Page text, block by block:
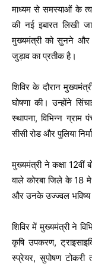
माध्यम से समस्याओं के
की नई इबारत लिखी
मुख्यमंत्री को सुनने और
जुड़ाव का प्रतीक है।
शिविर के दौरान
घोषणा की। उन्होंने
स्थापना, विभिन्न
सीसी रोड और पुलिया
मुख्यमंत्री ने कक्षा 12वीं
वाले कोरबा जिले के 18
और उनके उज्ज्वल भविष्य
शिविर में मुख्यमंत्री ने
कृषि उपकरण,
स्प्रेयर, सुपोषण टोकरी